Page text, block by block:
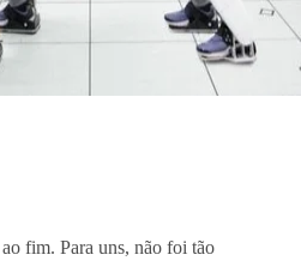
fim. Para uns, não foi tão